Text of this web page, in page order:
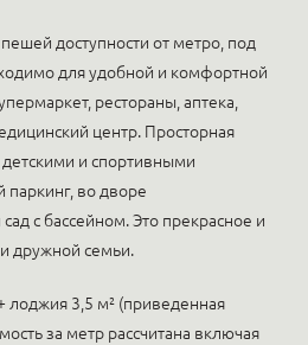
доступности от метро, под
для удобной и комфортной
рестораны, аптека,
центр. Просторная
и спортивными
во дворе
с бассейном. Это прекрасное и
дружной семьи.
лоджия 3,5 м² (приведенная
за метр рассчитана включая